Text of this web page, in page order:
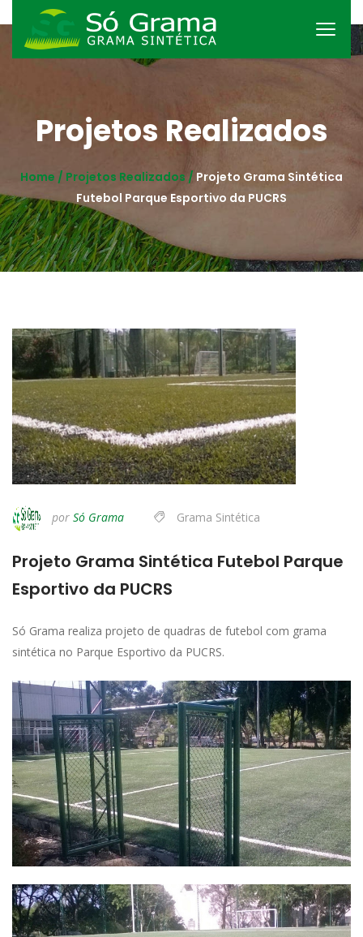
Projetos Realizados
Home / Projetos Realizados / Projeto Grama Sintética
Futebol Parque Esportivo da PUCRS
por Só Grama Grama Sintética
Projeto Grama Sintética Futebol Parque
Esportivo da PUCRS
Só Grama realiza projeto de quadras de futebol com grama
sintética no Parque Esportivo da PUCRS.